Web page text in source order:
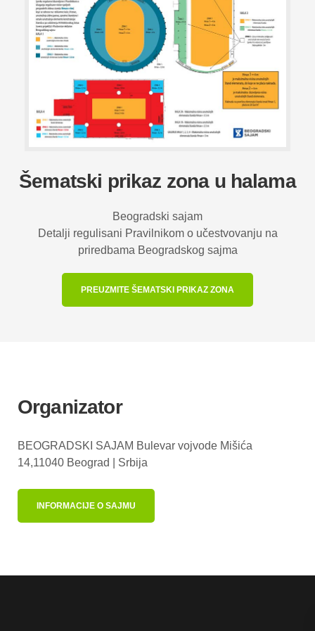
Šematski prikaz zona u halama
Beogradski sajam
Detalji regulisani Pravilnikom o učestvovanju na
priredbama Beogradskog sajma
PREUZMITE ŠEMATSKI PRIKAZ ZONA
Organizator
BEOGRADSKI SAJAM Bulevar vojvode Mišića
14,11040 Beograd |
Srbija
INFORMACIJE O SAJMU